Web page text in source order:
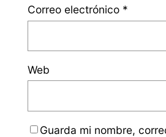
Correo electrónico *
Web
Guarda mi nombre,